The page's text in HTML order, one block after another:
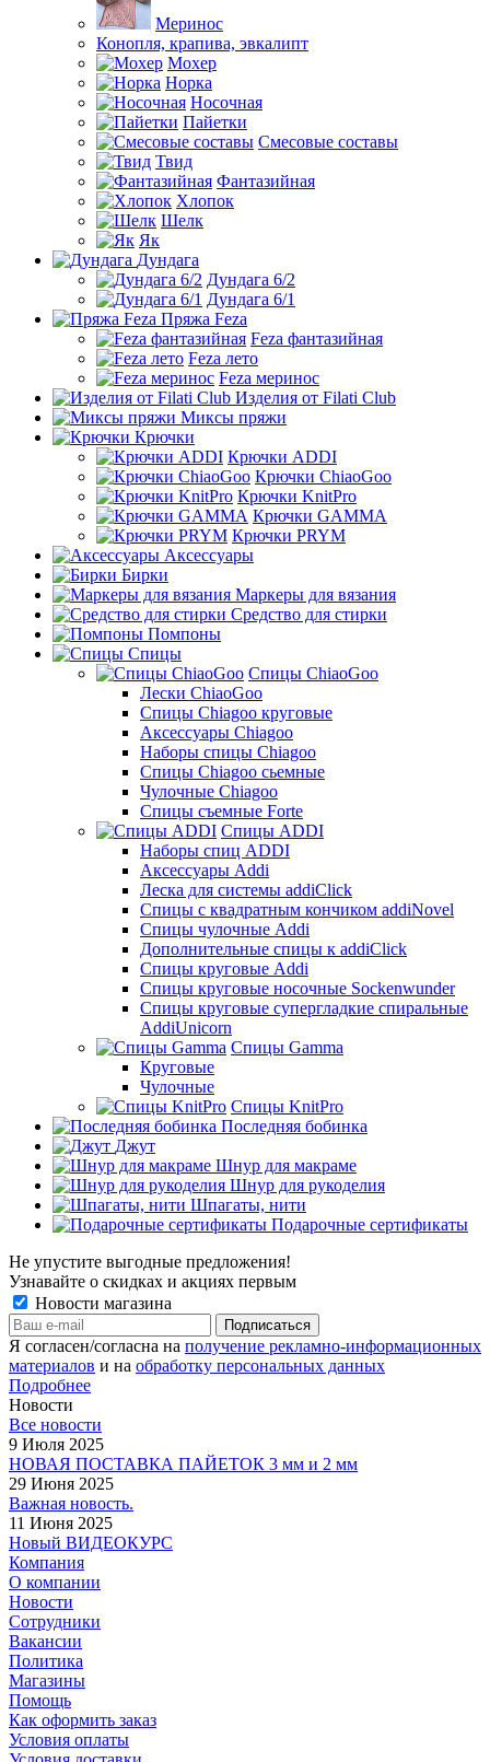
Меринос
Конопля, крапива, эвкалипт
Мохер
Норка
Носочная
Пайетки
Смесовые составы
Твид
Фантазийная
Хлопок
Шелк
Як
Дундага
Дундага 6/2
Дундага 6/1
Пряжа Feza
Feza фантазийная
Feza лето
Feza меринос
Изделия от Filati Club
Миксы пряжи
Крючки
Крючки ADDI
Крючки ChiaoGoo
Крючки KnitPro
Крючки GAMMA
Крючки PRYM
Аксессуары
Бирки
Маркеры для вязания
Средство для стирки
Помпоны
Спицы
Спицы ChiaoGoo
Лески ChiaoGoo
Cпицы Сhiagoo круговые
Аксессуары Chiagoo
Наборы спицы Chiagoo
Спицы Chiagoo сьемные
Чулочные Chiagoo
Спицы съемные Forte
Спицы ADDI
Наборы спиц ADDI
Аксессуары Addi
Леска для системы addiClick
Спицы с квадратным кончиком addiNovel
Спицы чулочные Addi
Дополнительные спицы к addiClick
Спицы круговые Addi
Спицы круговые носочные Sockenwunder
Спицы круговые супергладкие спиральные
AddiUnicorn
Спицы Gamma
Круговые
Чулочные
Спицы KnitPro
Последняя бобинка
Джут
Шнур для макраме
Шнур для рукоделия
Шпагаты, нити
Подарочные сертификаты
Не упустите выгодные предложения!
Узнавайте о скидках и акциях первым
Новости магазина
Я согласен/согласна на получение рекламно-информационных
материалов и на обработку персональных данных
Подробнее
Новости
Все новости
9 Июля 2025
НОВАЯ ПОСТАВКА ПАЙЕТОК 3 мм и 2 мм
29 Июня 2025
Важная новость.
11 Июня 2025
Новый ВИДЕОКУРС
Компания
О компании
Новости
Сотрудники
Вакансии
Политика
Магазины
Помощь
Как оформить заказ
Условия оплаты